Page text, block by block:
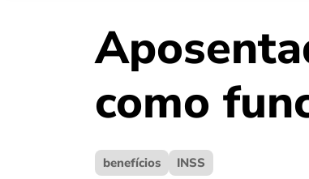
como
benefícios INSS